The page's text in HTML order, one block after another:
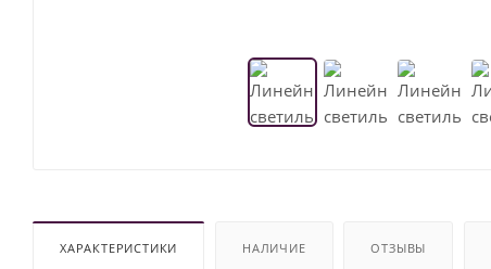
ХАРАКТЕРИСТИКИ НАЛИЧИЕ ОТЗЫВЫ